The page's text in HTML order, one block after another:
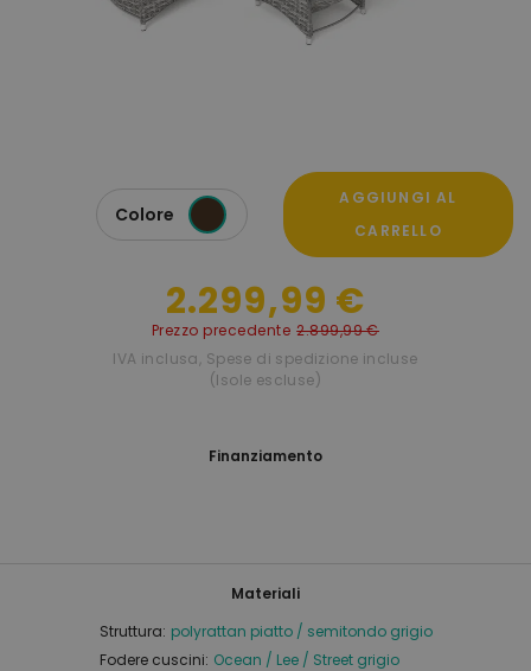
Colore
AGGIUNGI AL
CARRELLO
2.299,99 €
Prezzo precedente 2.899,99 €
IVA inclusa, Spese di spedizione incluse
(Isole escluse)
Materiali
Struttura: polyrattan piatto / semitondo grigio
Fodere cuscini: Ocean / Lee / Street grigio
Finanziamento